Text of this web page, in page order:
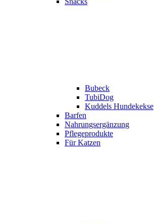
Bubeck
TubiDog
Kuddels Hundekekse
Barfen
Nahrungsergänzung
Pflegeprodukte
Für Katzen